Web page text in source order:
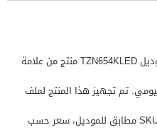
شاشة نيكاي 65 بوصة 4K سمارت موديل TZN654KLED منتج من علامة
تم تجهيز هذا المنتج لملف
WooCommerce باسم عربي واضح، SKU مطابق للموديل، سعر حسب